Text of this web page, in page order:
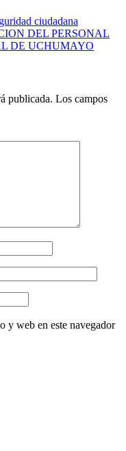
ciudadana
DEL PERSONAL
DE UCHUMAYO
publicada. Los campos
y web en este navegador